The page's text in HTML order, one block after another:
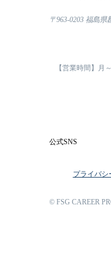
〒963-0203 福島
【営業時間】月
公式SNS
プライバシ
© FSG CAREER